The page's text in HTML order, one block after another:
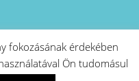
azonosító száma: EFOP-1.2.1-
fokozásának érdekében
Ön tudomásul